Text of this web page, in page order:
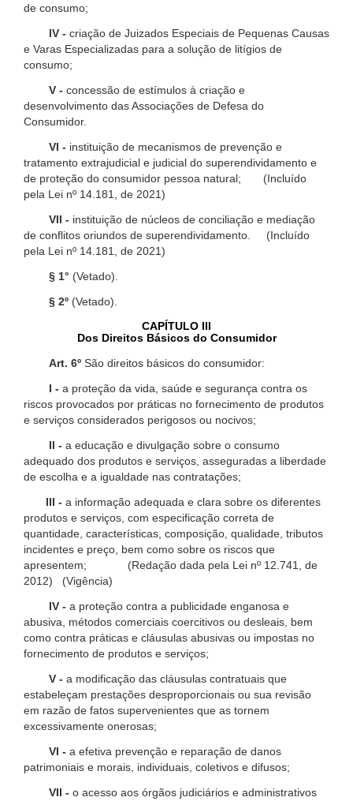
de consumo;
IV - criação de Juizados Especiais de Pequenas Causas
e Varas Especializadas para a solução de litígios de
consumo;
V - concessão de estímulos à criação e
desenvolvimento das Associações de Defesa do
Consumidor.
VI - instituição de mecanismos de prevenção e
tratamento extrajudicial e judicial do superendividamento e
de proteção do consumidor pessoa natural; (Incluído
pela Lei nº 14.181, de 2021)
VII - instituição de núcleos de conciliação e mediação
de conflitos oriundos de superendividamento. (Incluído
pela Lei nº 14.181, de 2021)
§ 1° (Vetado).
§ 2º (Vetado).
CAPÍTULO III
Dos Direitos Básicos do Consumidor
Art. 6º São direitos básicos do consumidor:
I - a proteção da vida, saúde e segurança contra os
riscos provocados por práticas no fornecimento de produtos
e serviços considerados perigosos ou nocivos;
II - a educação e divulgação sobre o consumo
adequado dos produtos e serviços, asseguradas a liberdade
de escolha e a igualdade nas contratações;
III - a informação adequada e clara sobre os diferentes
produtos e serviços, com especificação correta de
quantidade, características, composição, qualidade, tributos
incidentes e preço, bem como sobre os riscos que
apresentem; (Redação dada pela Lei nº 12.741, de
2012) (Vigência)
IV - a proteção contra a publicidade enganosa e
abusiva, métodos comerciais coercitivos ou desleais, bem
como contra práticas e cláusulas abusivas ou impostas no
fornecimento de produtos e serviços;
V - a modificação das cláusulas contratuais que
estabeleçam prestações desproporcionais ou sua revisão
em razão de fatos supervenientes que as tornem
excessivamente onerosas;
VI - a efetiva prevenção e reparação de danos
patrimoniais e morais, individuais, coletivos e difusos;
VII - o acesso aos órgãos judiciários e administrativos